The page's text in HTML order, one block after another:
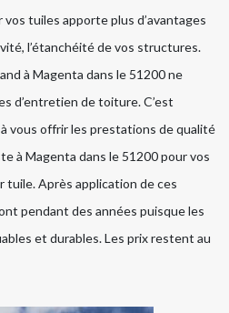
tuiles apporte plus d’avantages
l’étanchéité de vos structures.
à Magenta dans le 51200 ne
d’entretien de toiture. C’est
vous offrir les prestations de qualité
à Magenta dans le 51200 pour vos
Après application de ces
pendant des années puisque les
et durables. Les prix restent au